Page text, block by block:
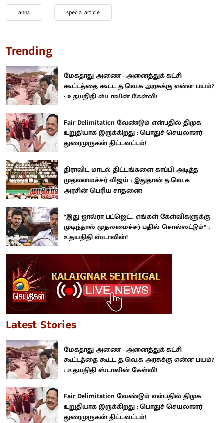
anna special article
Trending
மேகதாது அணை - அனைத்துக் கட்சி
கூட்டத்தை கூட்ட த.வெ.க அரசுக்கு என்ன பயம்?
: உதயநிதி ஸ்டாலின் கேள்வி!
Fair Delimitation வேண்டும் என்பதில் திமுக
உறுதியாக இருக்கிறது : பொதுச் செயலாளர்
துரைமுருகன் திட்டவட்டம்!
திராவிட மாடல் திட்டங்களை காப்பி அடித்த
முதலமைச்சர் விஜய் : இதுதான் த.வெ.க
அரசின் பெரிய சாதனை!
“இது ஜால்ரா பட்ஜெட்.. எங்கள் கேள்விகளுக்கு
முடிந்தால் முதலமைச்சர் பதில் சொல்லட்டும்” :
உதயநிதி ஸ்டாலின்!
Latest Stories
மேகதாது அணை - அனைத்துக் கட்சி
கூட்டத்தை கூட்ட த.வெ.க அரசுக்கு என்ன பயம்?
: உதயநிதி ஸ்டாலின் கேள்வி!
Fair Delimitation வேண்டும் என்பதில் திமுக
உறுதியாக இருக்கிறது : பொதுச் செயலாளர்
துரைமுருகன் திட்டவட்டம்!